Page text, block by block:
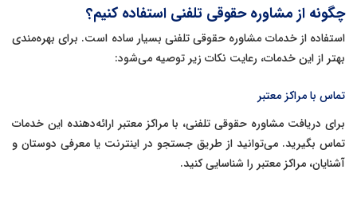
چگونه از مشاوره حقوقی تلفنی استفاده کنیم؟
استفاده از خدمات مشاوره حقوقی تلفنی بسیار ساده است. برای بهره‌مندی
بهتر از این خدمات، رعایت نکات زیر توصیه می‌شود:
تماس با مراکز معتبر
برای دریافت مشاوره حقوقی تلفنی، با مراکز معتبر ارائه‌دهنده این خدمات
تماس بگیرید. می‌توانید از طریق جستجو در اینترنت یا معرفی دوستان و
آشنایان، مراکز معتبر را شناسایی کنید.